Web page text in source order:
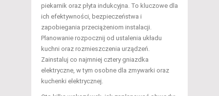
piekarnik oraz płyta indukcyjna. To kluczowe dla
ich efektywności, bezpieczeństwa i
zapobiegania przeciążeniom instalacji.
Planowanie rozpocznij od ustalenia układu
kuchni oraz rozmieszczenia urządzeń.
Zainstaluj co najmniej cztery gniazdka
elektryczne, w tym osobne dla zmywarki oraz
kuchenki elektrycznej.